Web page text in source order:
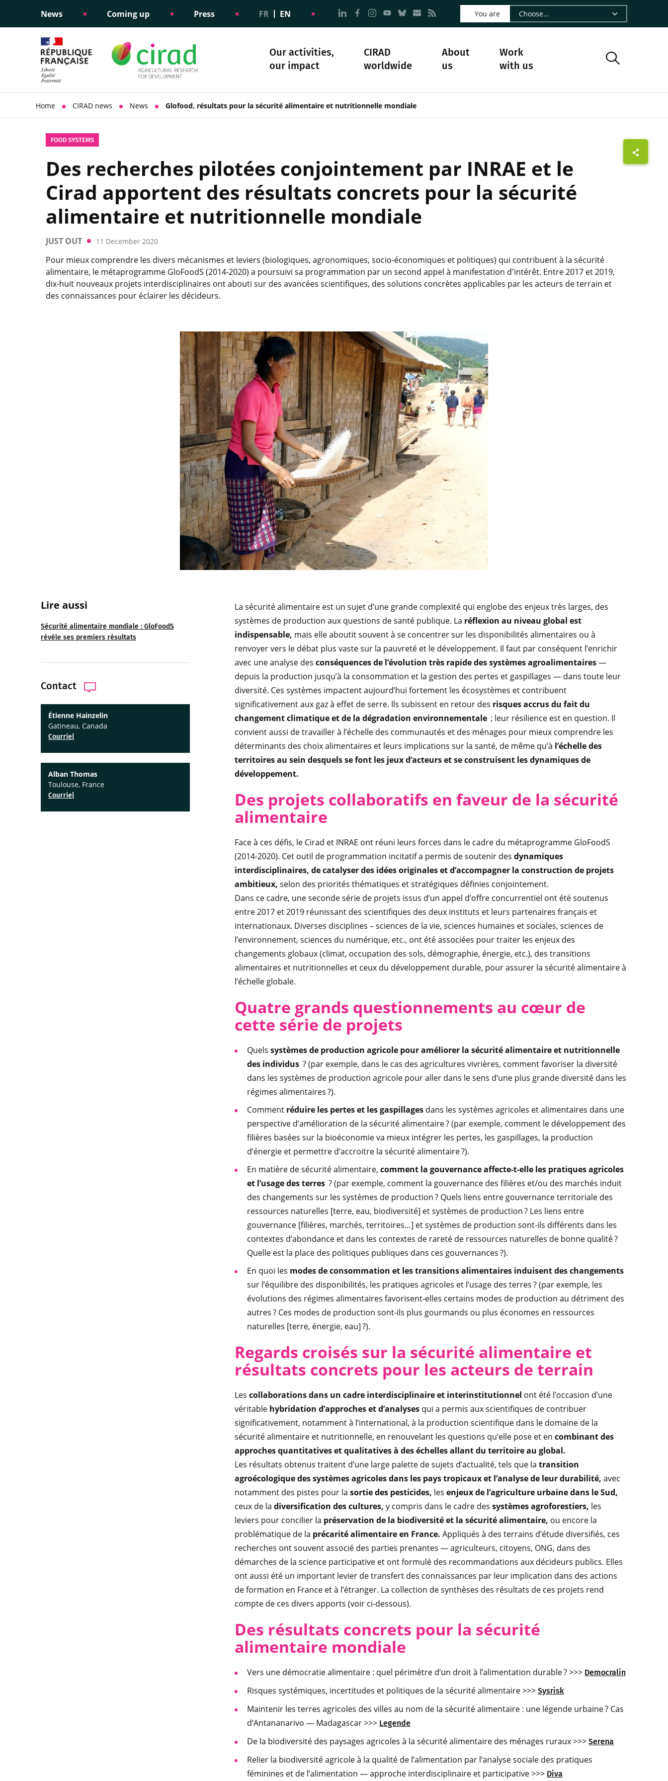
News Coming up Press FR EN Go to page Follow us on LinkedIn - CIRAD
Go to page Follow us on Facebook - CIRAD
Go to page Follow us on Instagram - CIRAD
Go to page Follow us on Youtube - CIRAD
Go to page Follow us on Bluesky - CIRAD
Go to page Contact us - CIRAD
Go to page RSS - CIRAD
You are
Our activities,
our impact
Informing public policy
Science diplomacy
support
CIRAD
worldwide
About
us
Ethical commitments
Social responsibility
policy
Science and society Our history
Work
with us
Home CIRAD news News Glofood, résultats pour la sécurité alimentaire et nutritionnelle mondiale
FOOD SYSTEMS
Des recherches pilotées conjointement par INRAE et le
Cirad apportent des résultats concrets pour la sécurité
alimentaire et nutritionnelle mondiale
JUST OUT 11 December 2020
Pour mieux comprendre les divers mécanismes et leviers (biologiques, agronomiques, socio-économiques et politiques) qui contribuent à la sécurité
alimentaire, le métaprogramme GloFoodS (2014-2020) a poursuivi sa programmation par un second appel à manifestation d'intérêt. Entre 2017 et 2019,
dix-huit nouveaux projets interdisciplinaires ont abouti sur des avancées scientifiques, des solutions concrètes applicables par les acteurs de terrain et
des connaissances pour éclairer les décideurs.
Lire aussi
Sécurité alimentaire mondiale : GloFoodS
révèle ses premiers résultats
Contact
Étienne Hainzelin
Gatineau, Canada
Courriel
Alban Thomas
Toulouse, France
Courriel
La sécurité alimentaire est un sujet d’une grande complexité qui englobe des enjeux très larges, des
systèmes de production aux questions de santé publique. La réflexion au niveau global est
indispensable, mais elle aboutit souvent à se concentrer sur les disponibilités alimentaires ou à
renvoyer vers le débat plus vaste sur la pauvreté et le développement. Il faut par conséquent l’enrichir
avec une analyse des conséquences de l’évolution très rapide des systèmes agroalimentaires—
depuis la production jusqu’à la consommation et la gestion des pertes et gaspillages — dans toute leur
diversité. Ces systèmes impactent aujourd’hui fortement les écosystèmes et contribuent
significativement aux gaz à effet de serre. Ils subissent en retour des risques accrus du fait du
changement climatique et de la dégradation environnementale ; leur résilience est en question. Il
convient aussi de travailler à l’échelle des communautés et des ménages pour mieux comprendre les
déterminants des choix alimentaires et leurs implications sur la santé, de même qu’à l’échelle des
territoires au sein desquels se font les jeux d’acteurs et se construisent les dynamiques de
développement.
Des projets collaboratifs en faveur de la sécurité
alimentaire
Face à ces défis, le Cirad et INRAE ont réuni leurs forces dans le cadre du métaprogramme GloFoodS
(2014-2020). Cet outil de programmation incitatif a permis de soutenir des dynamiques
interdisciplinaires, de catalyser des idées originales et d’accompagner la construction de projets
ambitieux, selon des priorités thématiques et stratégiques définies conjointement.
Dans ce cadre, une seconde série de projets issus d’un appel d’offre concurrentiel ont été soutenus
entre 2017 et 2019 réunissant des scientifiques des deux instituts et leurs partenaires français et
internationaux. Diverses disciplines – sciences de la vie, sciences humaines et sociales, sciences de
l’environnement, sciences du numérique, etc., ont été associées pour traiter les enjeux des
changements globaux (climat, occupation des sols, démographie, énergie, etc.), des transitions
alimentaires et nutritionnelles et ceux du développement durable, pour assurer la sécurité alimentaire à
l’échelle globale.
Quatre grands questionnements au cœur de
cette série de projets
Quels systèmes de production agricole pour améliorer la sécurité alimentaire et nutritionnelle
des individus ? (par exemple, dans le cas des agricultures vivrières, comment favoriser la diversité
dans les systèmes de production agricole pour aller dans le sens d’une plus grande diversité dans les
régimes alimentaires ?).
Comment réduire les pertes et les gaspillages dans les systèmes agricoles et alimentaires dans une
perspective d’amélioration de la sécurité alimentaire ? (par exemple, comment le développement des
filières basées sur la bioéconomie va mieux intégrer les pertes, les gaspillages, la production
d’énergie et permettre d’accroitre la sécurité alimentaire ?).
En matière de sécurité alimentaire, comment la gouvernance affecte-t-elle les pratiques agricoles
et l’usage des terres ? (par exemple, comment la gouvernance des filières et/ou des marchés induit
des changements sur les systèmes de production ? Quels liens entre gouvernance territoriale des
ressources naturelles [terre, eau, biodiversité] et systèmes de production ? Les liens entre
gouvernance [filières, marchés, territoires…] et systèmes de production sont-ils différents dans les
contextes d’abondance et dans les contextes de rareté de ressources naturelles de bonne qualité ?
Quelle est la place des politiques publiques dans ces gouvernances ?).
En quoi les modes de consommation et les transitions alimentaires induisent des changements
sur l’équilibre des disponibilités, les pratiques agricoles et l’usage des terres ? (par exemple, les
évolutions des régimes alimentaires favorisent-elles certains modes de production au détriment des
autres ? Ces modes de production sont-ils plus gourmands ou plus économes en ressources
naturelles [terre, énergie, eau] ?).
Regards croisés sur la sécurité alimentaire et
résultats concrets pour les acteurs de terrain
Les collaborations dans un cadre interdisciplinaire et interinstitutionnel ont été l’occasion d’une
véritable hybridation d’approches et d’analyses qui a permis aux scientifiques de contribuer
significativement, notamment à l’international, à la production scientifique dans le domaine de la
sécurité alimentaire et nutritionnelle, en renouvelant les questions qu’elle pose et en combinant des
approches quantitatives et qualitatives à des échelles allant du territoire au global.
Les résultats obtenus traitent d’une large palette de sujets d’actualité, tels que la transition
agroécologique des systèmes agricoles dans les pays tropicaux et l’analyse de leur durabilité, avec
notamment des pistes pour la sortie des pesticides, les enjeux de l’agriculture urbaine dans le Sud,
ceux de la diversification des cultures, y compris dans le cadre des systèmes agroforestiers, les
leviers pour concilier la préservation de la biodiversité et la sécurité alimentaire, ou encore la
problématique de la précarité alimentaire en France. Appliqués à des terrains d’étude diversifiés, ces
recherches ont souvent associé des parties prenantes — agriculteurs, citoyens, ONG, dans des
démarches de la science participative et ont formulé des recommandations aux décideurs publics. Elles
ont aussi été un important levier de transfert des connaissances par leur implication dans des actions
de formation en France et à l’étranger. La collection de synthèses des résultats de ces projets rend
compte de ces divers apports (voir ci-dessous).
Des résultats concrets pour la sécurité
alimentaire mondiale
Vers une démocratie alimentaire : quel périmètre d’un droit à l’alimentation durable ? >>> Democralin
Risques systémiques, incertitudes et politiques de la sécurité alimentaire >>> Sysrisk
Maintenir les terres agricoles des villes au nom de la sécurité alimentaire : une légende urbaine ? Cas
d’Antananarivo — Madagascar >>> Legende
De la biodiversité des paysages agricoles à la sécurité alimentaire des ménages ruraux >>> Serena
Relier la biodiversité agricole à la qualité de l’alimentation par l’analyse sociale des pratiques
féminines et de l’alimentation — approche interdisciplinaire et participative >>> Diva